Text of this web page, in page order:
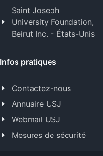
Saint Joseph
University Foundation,
Beirut Inc. - États-Unis
Infos pratiques
Contactez-nous
Annuaire USJ
Webmail USJ
Mesures de sécurité